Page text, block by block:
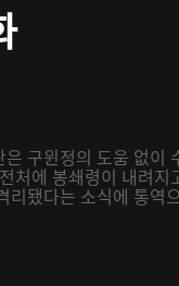
구윈정의 도움 없이
처에 봉쇄령이 내려
됐다는 소식에 통역